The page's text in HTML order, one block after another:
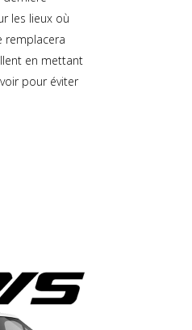
les lieux où
remplacera
en mettant
pour éviter